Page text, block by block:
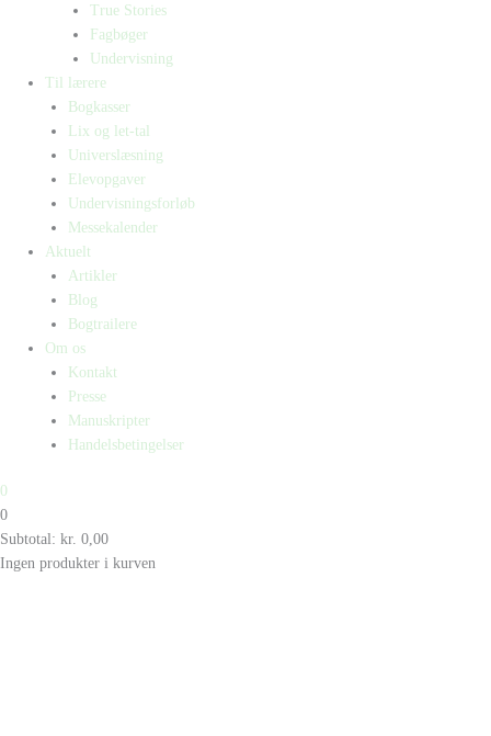
True Stories
Fagbøger
Undervisning
Til lærere
Bogkasser
Lix og let-tal
Universlæsning
Elevopgaver
Undervisningsforløb
Messekalender
Aktuelt
Artikler
Blog
Bogtrailere
Om os
Kontakt
Presse
Manuskripter
Handelsbetingelser
0
0
Subtotal: kr. 0,00
Ingen produkter i kurven